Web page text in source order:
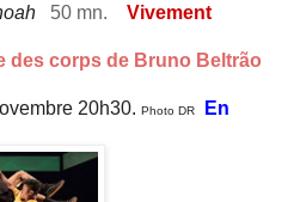
50 mn. Vivement
des corps de Bruno Beltrão
20h30. Photo DR
En